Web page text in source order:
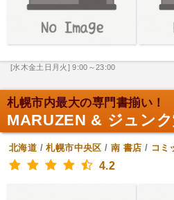
[水木金土日月火] 9:00～23:00
札幌市内最大の専門書揃い！
MARUZEN & ジュン
北海道 /札幌市中央区 / 南 書店 / コミ
4.2